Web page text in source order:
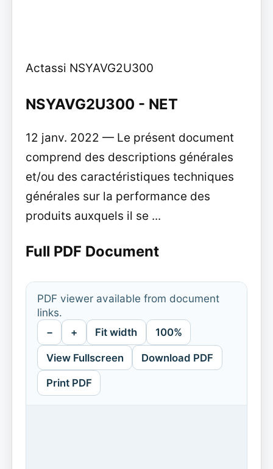
Actassi NSYAVG2U300
NSYAVG2U300 - NET
12 janv. 2022 — Le présent document
comprend des descriptions générales
et/ou des caractéristiques techniques
générales sur la performance des
produits auxquels il se ...
Full PDF Document
PDF viewer available from document
links.
− + Fit width 100%
View Fullscreen Download PDF
Print PDF